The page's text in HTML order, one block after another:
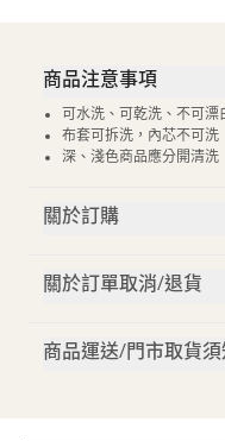
商品注意事項
可水洗、可乾洗、不可
布套可拆洗，內芯不可洗
深、淺色商品應分開清洗
關於訂購
關於訂單取消/退貨
商品運送/門市取貨須